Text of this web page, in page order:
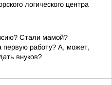
логического центра
Стали мамой?
первую работу? А, может,
внуков?